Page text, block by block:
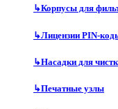
↳Корпусы для
↳Лицензии PIN-
↳Насадки для
↳Печатные узлы